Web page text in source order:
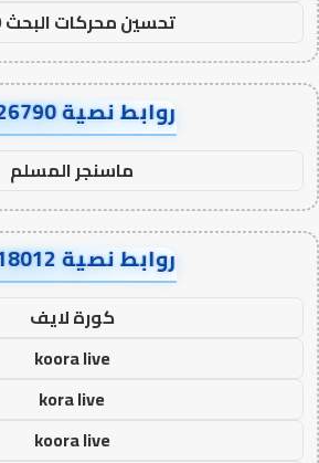
تحسين محركات البحث SEO
روابط نصية AA26790
ماسنجر المسلم
روابط نصية AA18012
كورة لايف
koora live
kora live
koora live